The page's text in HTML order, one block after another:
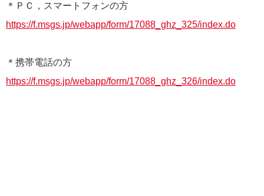
＊ＰＣ，スマートフォンの方
https://f.msgs.jp/webapp/form/17088_ghz_325/index.do
＊携帯電話の方
https://f.msgs.jp/webapp/form/17088_ghz_326/index.do